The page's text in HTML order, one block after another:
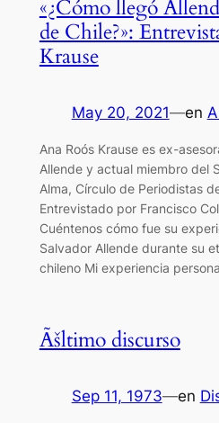
«¿Cómo llegó
de Chile?»:
Krause
May 20, 2021—en
Ana Roós Krause es ex-
Allende y actual miembro del
Alma, Círculo de Periodistas
Entrevistado por Francisco
Cuéntenos cómo fue su
Salvador Allende durante su
chileno Mi experiencia
Ãšltimo discurso
Sep 11, 1973—en